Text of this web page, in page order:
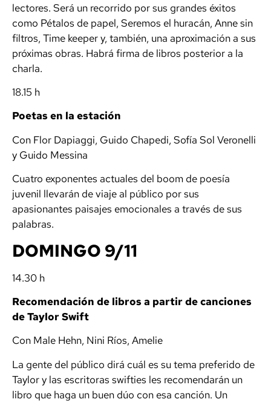
lectores. Será un recorrido por sus grandes éxitos
como Pétalos de papel, Seremos el huracán, Anne sin
filtros, Time keepery, también, una aproximación a sus
próximas obras. Habrá firma de libros posterior a la
charla.
18.15 h
Poetas en la estación
Con Flor Dapiaggi, Guido Chapedi, Sofía Sol Veronelli
y Guido Messina
Cuatro exponentes actuales del boom de poesía
juvenil llevarán de viaje al público por sus
apasionantes paisajes emocionales a través de sus
palabras.
DOMINGO 9/11
14.30 h
Recomendación de libros a partir de canciones
de Taylor Swift
Con Male Hehn, Nini Ríos, Amelie
La gente del público dirá cuál es su tema preferido de
Taylor y las escritoras swifties les recomendarán un
libro que haga un buen dúo con esa canción. Un